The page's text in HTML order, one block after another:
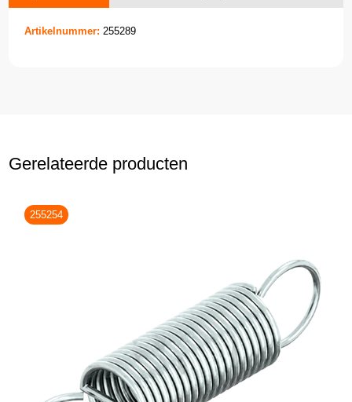
Artikelnummer: 255289
Gerelateerde producten
255254